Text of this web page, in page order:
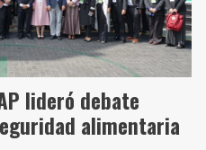
lideró debate
alimentaria